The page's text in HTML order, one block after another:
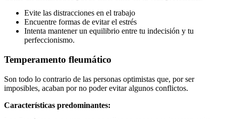
Evite las distracciones en el trabajo
Encuentre formas de evitar el estrés
Intenta mantener un equilibrio entre tu indecisión y tu
perfeccionismo.
Temperamento fleumático
Son todo lo contrario de las personas optimistas que, por ser
imposibles, acaban por no poder evitar algunos conflictos.
Características predominantes: